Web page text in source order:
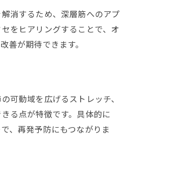
消するため、深層筋へのアプ
をヒアリングすることで、オ
が期待できます。
可動域を広げるストレッチ、
る点が特徴です。具体的に
、再発予防にもつながりま